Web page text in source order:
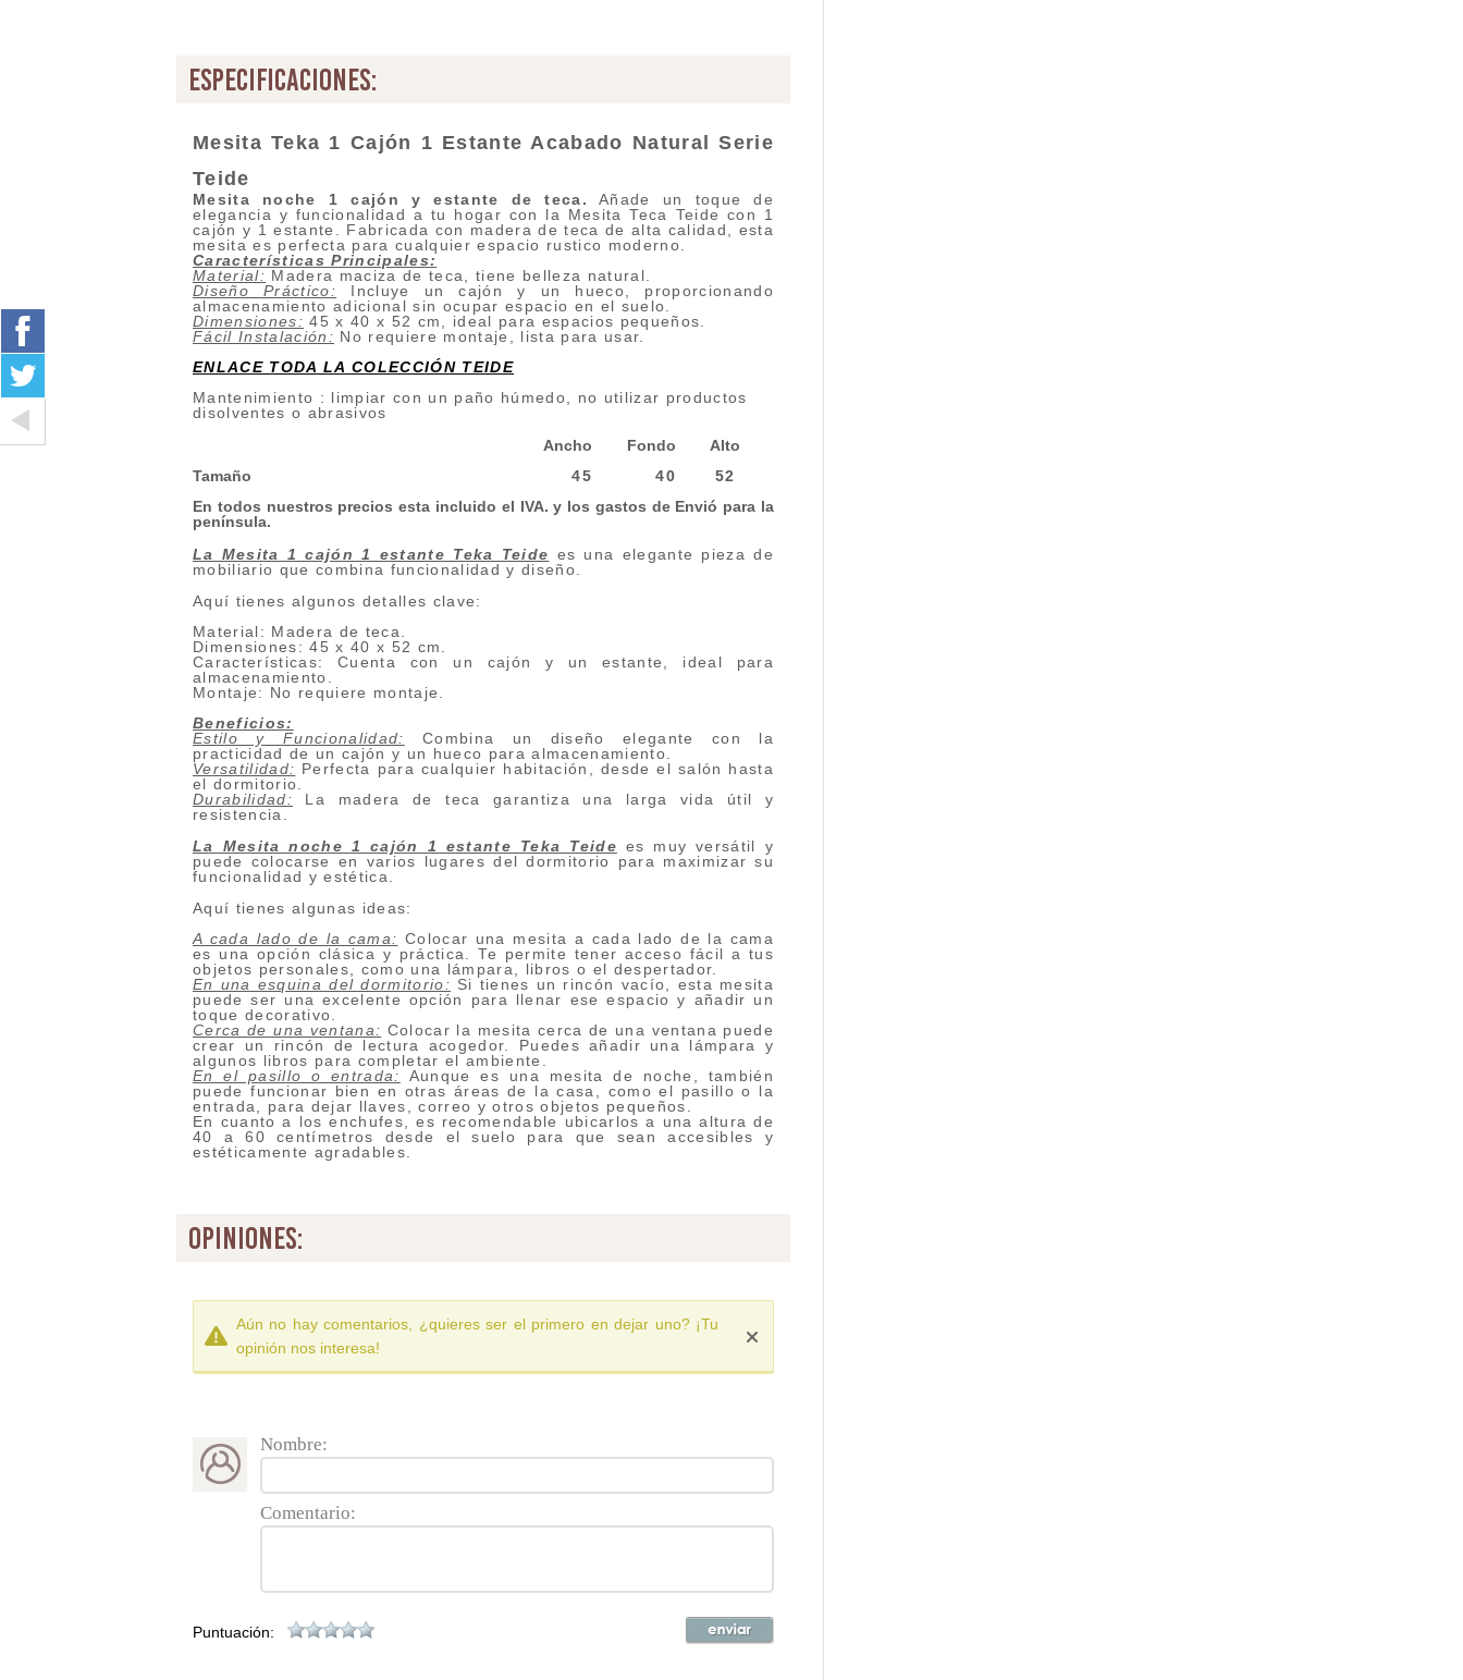
especificaciones:
Mesita Teka 1 Cajón 1 Estante Acabado Natural Serie
Teide
Mesita noche 1 cajón y estante de teca.
Añade un toque de
elegancia y funcionalidad a tu hogar con la Mesita Teca Teide con 1
cajón y 1 estante. Fabricada con madera de teca de alta calidad, esta
mesita es perfecta para cualquier espacio rustico moderno.
Características Principales:
Material: Madera maciza de teca, tiene belleza natural.
Diseño Práctico: Incluye un cajón y un hueco, proporcionando
almacenamiento adicional sin ocupar espacio en el suelo.
Dimensiones: 45 x 40 x 52 cm, ideal para espacios pequeños.
Fácil Instalación: No requiere montaje, lista para usar.
ENLACE TODA LA COLECCIÓN TEIDE
Mantenimiento : limpiar con un paño húmedo, no utilizar productos
disolventes o abrasivos
Ancho
Fondo
Alto
Tamaño
45 40
52
En todos nuestros precios esta incluido el IVA. y los gastos de Envió para la
península.
La Mesita 1 cajón 1 estante Teka Teide es una elegante pieza de
mobiliario que combina funcionalidad y diseño.
Aquí tienes algunos detalles clave:
Material: Madera de teca.
Dimensiones: 45 x 40 x 52 cm.
Características: Cuenta con un cajón y un estante, ideal para
almacenamiento.
Montaje: No requiere montaje.
Beneficios:
Estilo y Funcionalidad:
Combina un diseño elegante con la
practicidad de un cajón y un hueco para almacenamiento.
Versatilidad: Perfecta para cualquier habitación, desde el salón hasta
el dormitorio.
Durabilidad: La madera de teca garantiza una larga vida útil y
resistencia.
La Mesita noche 1 cajón 1 estante Teka Teide es muy versátil y
puede colocarse en varios lugares del dormitorio para maximizar su
funcionalidad y estética.
Aquí tienes algunas ideas:
A cada lado de la cama: Colocar una mesita a cada lado de la cama
es una opción clásica y práctica. Te permite tener acceso fácil a tus
objetos personales, como una lámpara, libros o el despertador.
En una esquina del dormitorio: Si tienes un rincón vacío, esta mesita
puede ser una excelente opción para llenar ese espacio y añadir un
toque decorativo.
Cerca de una ventana: Colocar la mesita cerca de una ventana puede
crear un rincón de lectura acogedor. Puedes añadir una lámpara y
algunos libros para completar el ambiente.
En el pasillo o entrada:
Aunque es una mesita de noche, también
puede funcionar bien en otras áreas de la casa, como el pasillo o la
entrada, para dejar llaves, correo y otros objetos pequeños.
En cuanto a los enchufes, es recomendable ubicarlos a una altura de
40 a 60 centímetros desde el suelo para que sean accesibles y
estéticamente agradables.
opiniones:
Aún no hay comentarios, ¿quieres ser el primero en dejar uno? ¡Tu
opinión nos interesa!
Nombre:
Comentario:
Puntuación: